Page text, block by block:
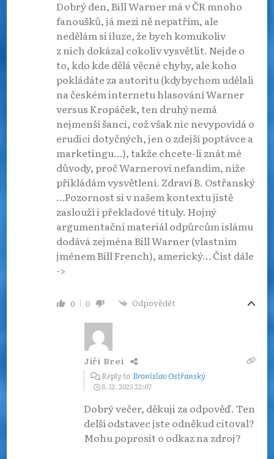
Dobrý den, Bill Warner má v ČR mnoho
fanoušků, já mezi ně nepatřím, ale
nedělám si iluze, že bych komukoliv
z nich dokázal cokoliv vysvětlit. Nejde o
to, kdo kde dělá věcné chyby, ale koho
pokládáte za autoritu (kdybychom udělali
na českém internetu hlasování Warner
versus Kropáček, ten druhý nemá
nejmenší šanci, což však nic nevypovídá o
erudici dotyčných, jen o zdejší poptávce a
marketingu…), takže chcete-li znát mé
důvody, proč Warnerovi nefandím, níže
přikládám vysvětlení. Zdraví B. Ostřanský
…Pozornost si v našem kontextu jistě
zaslouží i překladové tituly. Hojný
argumentační materiál odpůrcům islámu
dodává zejména Bill Warner (vlastním
jménem Bill French), americký…Číst dále
->
0 0 Odpovědět
Jiří Brei
Reply toBronislav Ostřanský
8. 12. 2025 22:07
Dobrý večer, děkuji za odpověď. Ten
delší odstavec jste odněkud citoval?
Mohu poprosit o odkaz na zdroj?